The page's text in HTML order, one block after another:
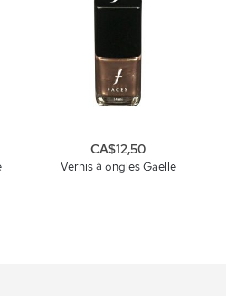
Vernis à ongles Gaelle
CA$12,50